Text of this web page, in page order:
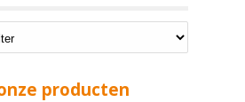
producten